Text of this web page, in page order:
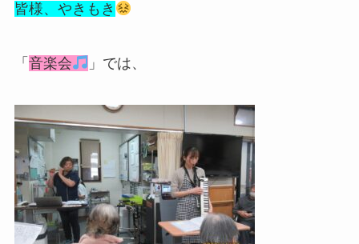
皆様、やきもき
「 音楽会 」では、